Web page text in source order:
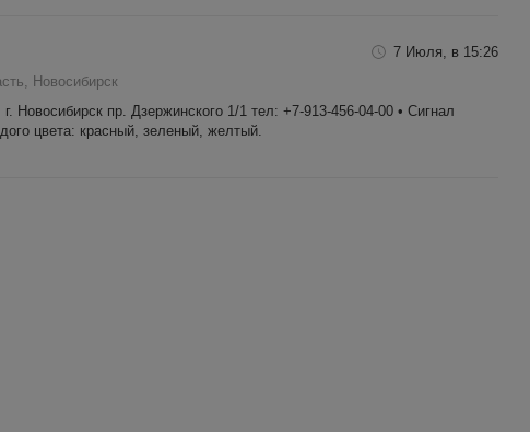
7 Июля, в 15:26
Новосибирск
Новосибирск пр. Дзержинского 1/1 тел: +7-913-456-04-00 • Сигнал
цвета: красный, зеленый, желтый.